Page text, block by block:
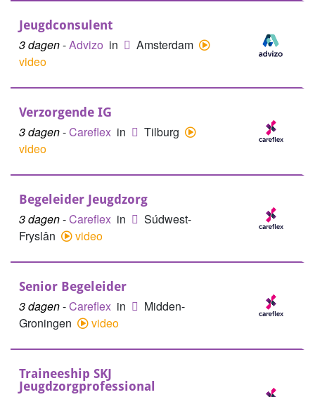
Jeugdconsulent
3 dagen-Advizo in
Amsterdam
video
Verzorgende IG
3 dagen-Careflex in
Tilburg
video
Begeleider Jeugdzorg
3 dagen-Careflex in
Súdwest-
Fryslân
video
Senior Begeleider
3 dagen-Careflex in
Midden-
Groningen
video
Traineeship SKJ
Jeugdzorgprofessional